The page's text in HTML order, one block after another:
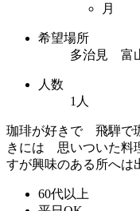
月
希望場所
多治見
人数
1人
珈琲が好きで 飛騨で
きには 思いついた料
すが興味のある所へは
60代以上